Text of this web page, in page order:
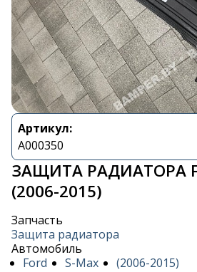
Артикул:
A000350
ЗАЩИТА РАДИАТОРА
(2006-2015)
Запчасть
Защита радиатора
Автомобиль
Ford
S-Max
(2006-2015)